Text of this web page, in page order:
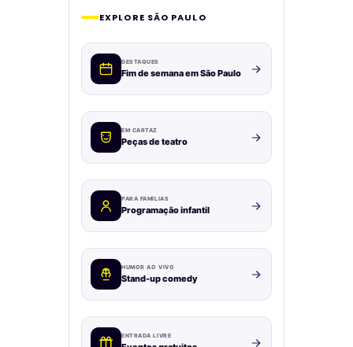
EXPLORE SÃO PAULO
DESTAQUES
Fim de semana em São Paulo
EM CARTAZ
Peças de teatro
PARA FAMÍLIAS
Programação infantil
HUMOR AO VIVO
Stand-up comedy
ENTRADA LIVRE